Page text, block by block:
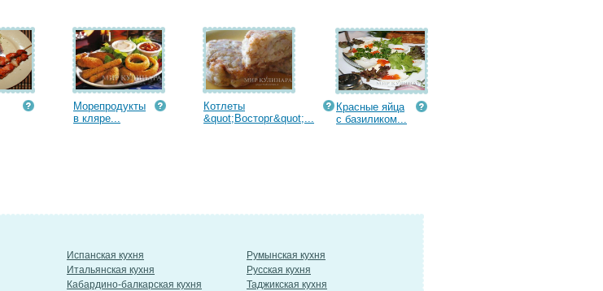
Морепродукты
в кляре...
Котлеты
&quot;Восторг&quot;...
Красные яйца
с базиликом...
Испанская кухня
Итальянская кухня
Кабардино-балкарская кухня
Румынская кухня
Русская кухня
Таджикская кухня